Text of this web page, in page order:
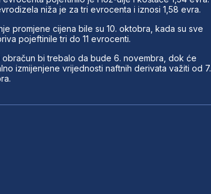
niža je za tri evrocenta i iznosi 1,58 evra.
promjene cijena bile su 10. oktobra, kada su sve
pojeftinile tri do 11 evrocenti.
obračun bi trebalo da bude 6. novembra, dok će
izmijenjene vrijednosti naftnih derivata važiti od 7.